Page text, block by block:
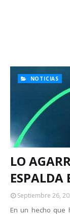
NOTICIAS
LO
ESPALDA
Septiembre 26,
En un hecho que